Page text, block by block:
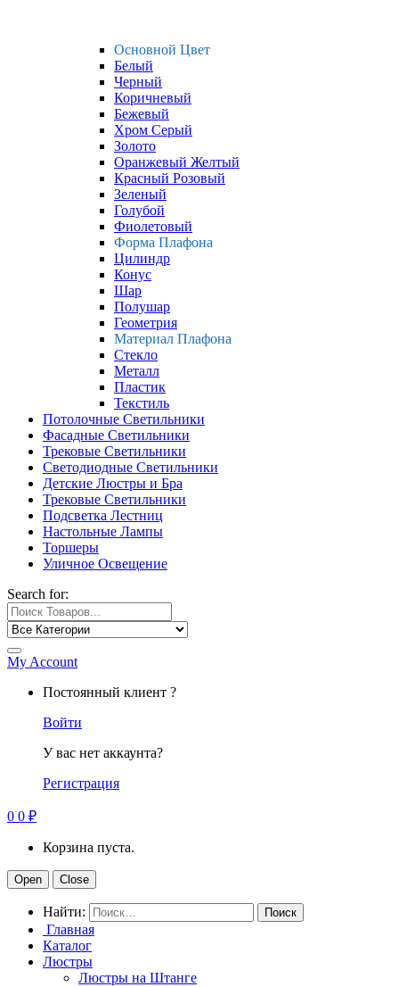
Основной Цвет
Белый
Черный
Коричневый
Бежевый
Хром Серый
Золото
Оранжевый Желтый
Красный Розовый
Зеленый
Голубой
Фиолетовый
Форма Плафона
Цилиндр
Конус
Шар
Полушар
Геометрия
Материал Плафона
Стекло
Металл
Пластик
Текстиль
Потолочные Светильники
Фасадные Светильники
Трековые Светильники
Светодиодные Светильники
Детские Люстры и Бра
Трековые Светильники
Подсветка Лестниц
Настольные Лампы
Торшеры
Уличное Освещение
Search for:
My Account
Постоянный клиент ?
Войти
У вас нет аккаунта?
Регистрация
0 0 ₽
Корзина пуста.
Open Close
Найти:
Главная
Каталог
Люстры
Люстры на Штанге